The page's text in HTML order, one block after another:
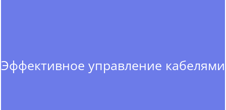
Эффективное управление кабелями